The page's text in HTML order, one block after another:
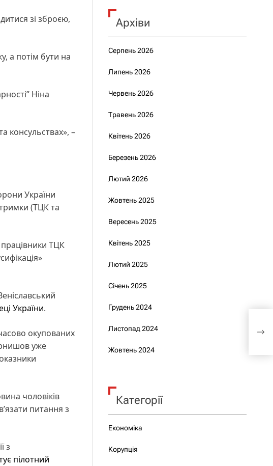
зі зброєю,
а потім бути на
Ніна
консульствах», –
України
(ТЦК та
ТЦК
України.
окупованих
уже
чоловіків
питання з
з
пілотний
Архіви
Серпень 2026
Липень 2026
Червень 2026
Травень 2026
Квітень 2026
Березень 2026
Лютий 2026
Жовтень 2025
Вересень 2025
Квітень 2025
Лютий 2025
Січень 2025
Грудень 2024
Листопад 2024
Жовтень 2024
Категорії
Економіка
Корупція